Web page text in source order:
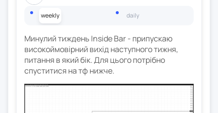
weekly daily
Минулий тиждень Inside Bar - припускаю
високоймовірний вихід наступного тижня,
питання в який бік. Для цього потрібно
спуститися на тф нижче.